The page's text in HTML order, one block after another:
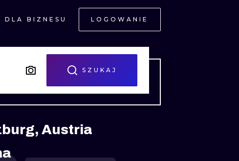
DLA BIZNESU LOGOWANIE
SZUKAJ
Austria